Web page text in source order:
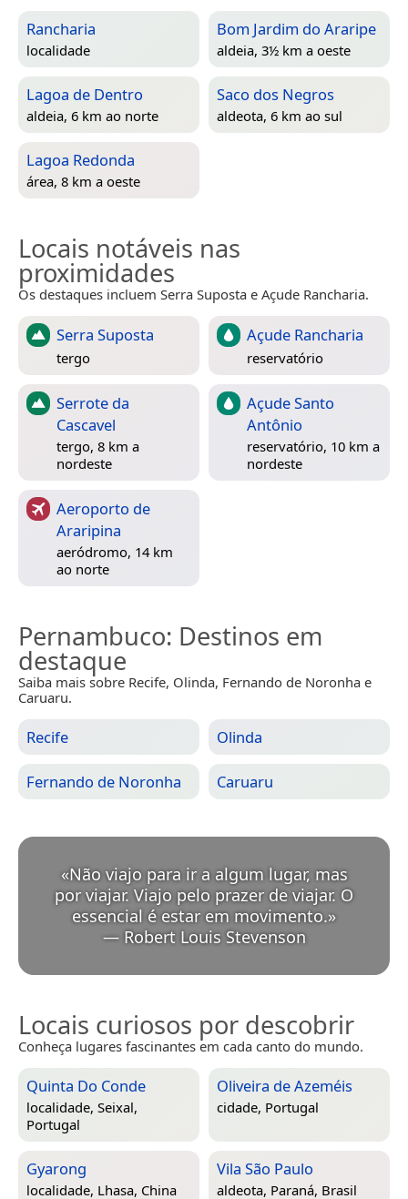
Rancharia
localidade
Bom Jardim do Araripe
aldeia, 3½ km a oeste
Lagoa de Dentro
aldeia, 6 km ao norte
Saco dos Negros
aldeota, 6 km ao sul
Lagoa Redonda
área, 8 km a oeste
Locais notáveis nas
proximidades
Os destaques incluem Serra Suposta e Açude Rancharia.
Serra Suposta
tergo
Açude Rancharia
reservatório
Serrote da
Cascavel
tergo, 8 km a
nordeste
Açude Santo
Antônio
reservatório, 10 km a
nordeste
Aeroporto de
Araripina
aeródromo, 14 km
ao norte
Pernambuco: Destinos em
destaque
Saiba mais sobre Recife, Olinda, Fernando de Noronha e
Caruaru.
Recife Olinda
Fernando de Noronha Caruaru
«Não viajo para ir a algum lugar, mas
por viajar. Viajo pelo prazer de viajar. O
essencial é estar em movimento.
— Robert Louis Stevenson
Locais curiosos por descobrir
Conheça lugares fascinantes em cada canto do mundo.
Quinta Do Conde
localidade, Seixal,
Portugal
Oliveira de Azeméis
cidade, Portugal
Gyarong
localidade, Lhasa, China
Vila São Paulo
aldeota, Paraná, Brasil